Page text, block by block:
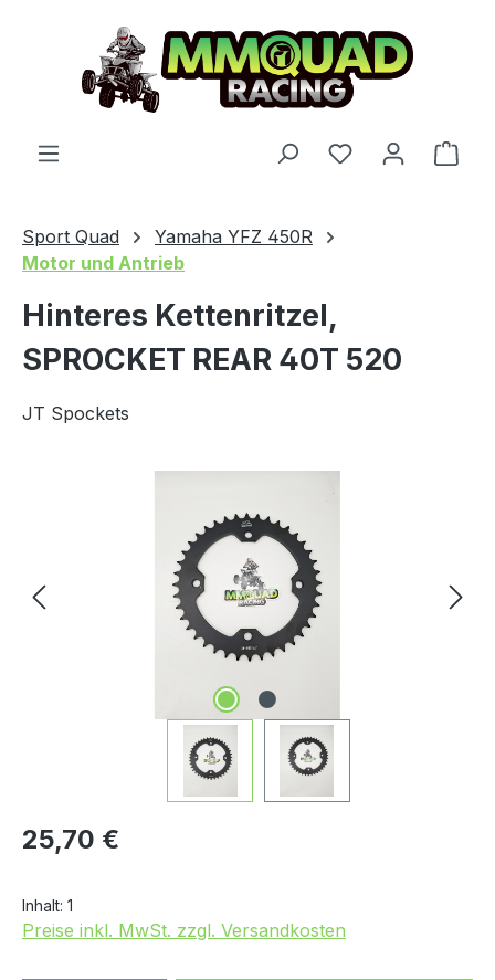
Zum Hauptinhalt springen
Du hast 0
Sport Quad
Yamaha YFZ 450R
Motor und Antrieb
Hinteres Kettenritzel,
SPROCKET REAR 40T 520
JT Spockets
Regulärer Preis:
25,70 €
Inhalt: 1
Preise inkl. MwSt. zzgl. Versandkosten